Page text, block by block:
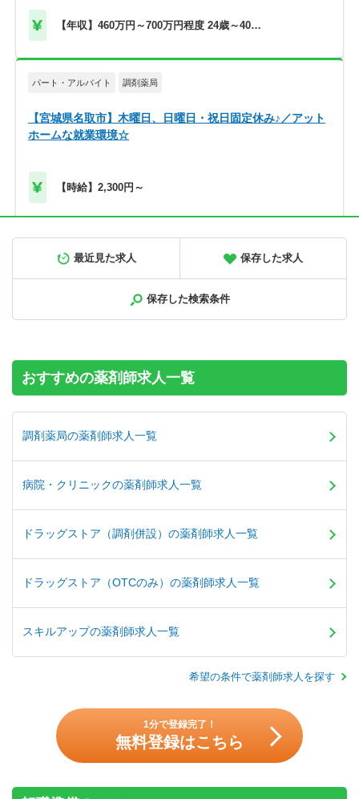
【年収】460万円～700万円程度 24歳～40歳
パート・アルバイト 調剤薬局
【宮城県名取市】木曜日、日曜日・祝日固定休み♪／アット
ホームな就業環境☆
【時給】2,300円～
【北海道旭川市】高給与！580万円～／メディカルビレッジ
内の調剤薬局です＜薬剤師＞
最近見た求人 保存した求人
保存した検索条件
おすすめの薬剤師求人一覧
調剤薬局の薬剤師求人一覧
病院・クリニックの薬剤師求人一覧
ドラッグストア（調剤併設）の薬剤師求人一覧
ドラッグストア（OTCのみ）の薬剤師求人一覧
スキルアップの薬剤師求人一覧
希望の条件で薬剤師求人を探す
1分で登録完了！
無料登録はこちら